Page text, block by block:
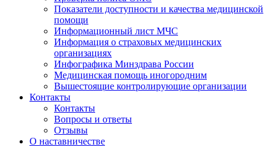
Показатели доступности и качества медицинской
помощи
Информационный лист МЧС
Информация о страховых медицинских
организациях
Инфографика Минздрава России
Медицинская помощь иногородним
Вышестоящие контролирующие организации
Контакты
Контакты
Вопросы и ответы
Отзывы
О наставничестве